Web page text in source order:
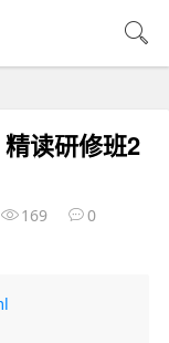
读研修班2
169 0